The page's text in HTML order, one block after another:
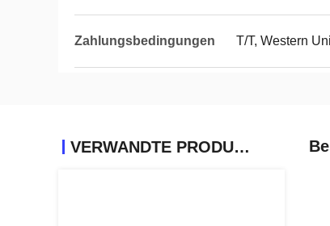
Zahlungsbedingungen T/T, Western
VERWANDTE PRODUKTE